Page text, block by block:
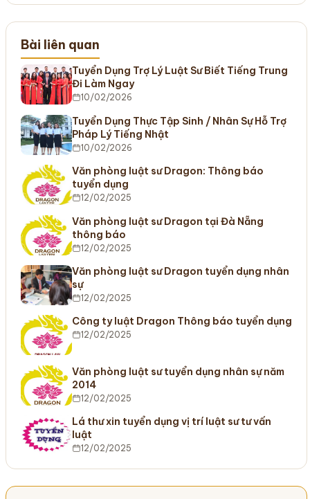
Bài liên quan
Tuyển Dụng Trợ Lý Luật Sư Biết Tiếng Trung
Đi Làm Ngay
10/02/2026
Tuyển Dụng Thực Tập Sinh / Nhân Sự Hỗ Trợ
Pháp Lý Tiếng Nhật
10/02/2026
Văn phòng luật sư Dragon: Thông báo
tuyển dụng
12/02/2025
Văn phòng luật sư Dragon tại Đà Nẵng
thông báo
12/02/2025
Văn phòng luật sư Dragon tuyển dụng nhân
sự
12/02/2025
Công ty luật Dragon Thông báo tuyển dụng
12/02/2025
Văn phòng luật sư tuyển dụng nhân sự năm
2014
12/02/2025
Lá thư xin tuyển dụng vị trí luật sư tư vấn
luật
12/02/2025